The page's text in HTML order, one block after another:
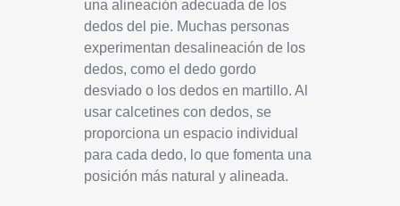
una alineación adecuada de los
dedos del pie. Muchas personas
experimentan desalineación de los
dedos, como el dedo gordo
desviado o los dedos en martillo. Al
usar calcetines con dedos, se
proporciona un espacio individual
para cada dedo, lo que fomenta una
posición más natural y alineada.